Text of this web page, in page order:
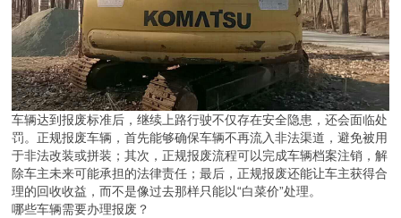
车辆达到报废标准后，继续上路行驶不仅存在安全隐患，还会面临处
罚。正规报废车辆，首先能够确保车辆不再流入非法渠道，避免被用
于非法改装或拼装；其次，正规报废流程可以完成车辆档案注销，解
除车主未来可能承担的法律责任；最后，正规报废还能让车主获得合
理的回收收益，而不是像过去那样只能以“白菜价”处理。
哪些车辆需要办理报废？